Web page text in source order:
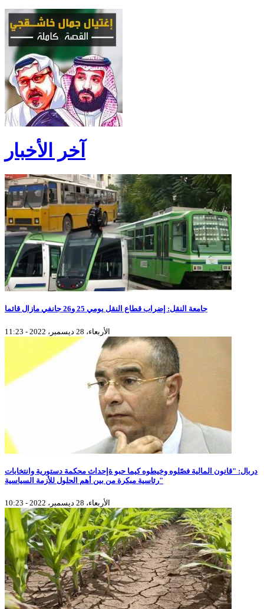
آخر الأخبار
جامعة النقل: إضراب قطاع النقل يومي 25 و26 جانفي مازال قائما
الأربعاء، 28 ديسمبر، 2022 - 11:23
دربال: "قانون المالية فصّلوه وخيطوه كيما حبو ةإحداث محكمة دستورية وانتخابات
رئاسية مبكرة من بين أهم الحلول للأزمة السياسية"
الأربعاء، 28 ديسمبر، 2022 - 10:23